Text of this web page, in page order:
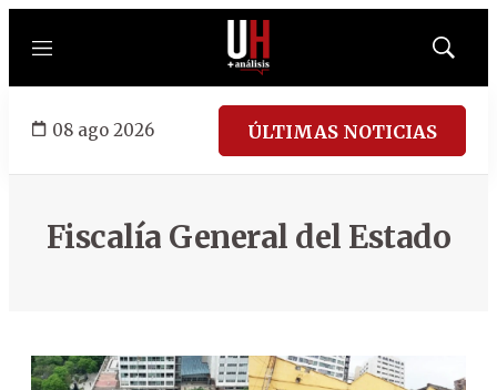
Menú
Mostrar
08 ago 2026 ÚLTIMAS NOTICIAS
Fiscalía General del Estado